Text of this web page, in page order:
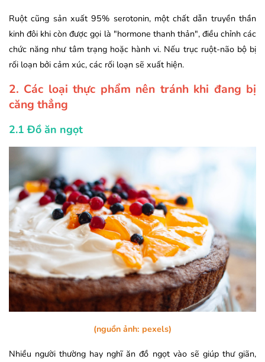
Ruột cũng sản xuất 95% serotonin, một chất dẫn truyền thần
kinh đôi khi còn được gọi là "hormone thanh thản", điều chỉnh các
chức năng như tâm trạng hoặc hành vi. Nếu trục ruột-não bộ bị
rối loạn bởi cảm xúc, các rối loạn sẽ xuất hiện.
2. Các loại thực phẩm nên tránh khi đang bị
căng thẳng
2.1 Đồ ăn ngọt
(nguồn ảnh: pexels)
Nhiều người thường hay nghĩ ăn đồ ngọt vào sẽ giúp thư giãn,